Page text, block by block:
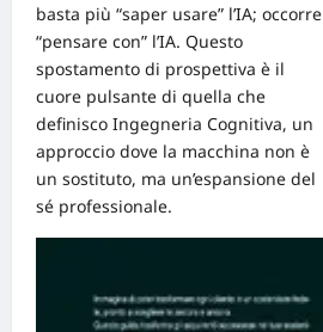
basta più “saper usare” l’IA; occorre
“pensare con” l’IA. Questo
spostamento di prospettiva è il
cuore pulsante di quella che
definisco Ingegneria Cognitiva, un
approccio dove la macchina non è
un sostituto, ma un’espansione del
sé professionale.